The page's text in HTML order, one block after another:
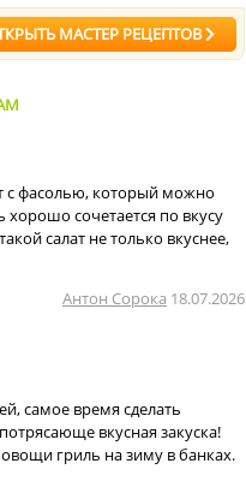
МАСТЕР РЕЦЕПТОВ
с фасолью, который можно
хорошо сочетается по вкусу
салат не только вкуснее,
Антон Сорока 18.07.2026
самое время сделать
вкусная закуска!
гриль на зиму в банках.